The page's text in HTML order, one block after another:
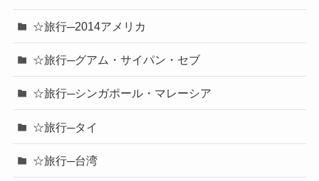
☆旅行─2014アメリカ
☆旅行─グアム・サイパン・セブ
☆旅行─シンガポール・マレーシア
☆旅行─タイ
☆旅行─台湾